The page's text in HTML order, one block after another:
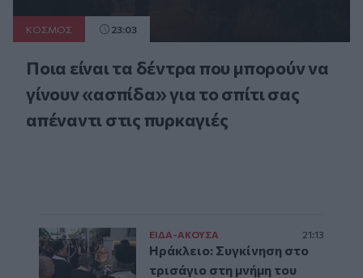
ΚΟΣΜΟΣ 23:03
Ποια είναι τα δέντρα που μπορούν να
γίνουν «ασπίδα» για το σπίτι σας
απέναντι στις πυρκαγιές
ΕΙΔΑ-ΑΚΟΥΣΑ 21:13
Ηράκλειο: Συγκίνηση στο
τρισάγιο στη μνήμη του